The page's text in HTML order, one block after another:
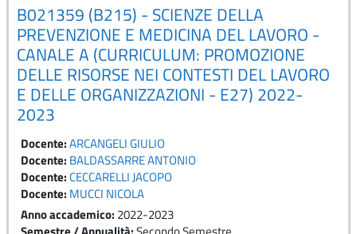
B021359 (B215) - SCIENZE DELLA
PREVENZIONE E MEDICINA DEL LAVORO -
CANALE A (CURRICULUM: PROMOZIONE
DELLE RISORSE NEI CONTESTI DEL LAVORO
E DELLE ORGANIZZAZIONI - E27) 2022-
2023
Docente:ARCANGELI GIULIO
Docente: BALDASSARRE ANTONIO
Docente:CECCARELLI JACOPO
Docente: MUCCI NICOLA
Anno accademico: 2022-2023